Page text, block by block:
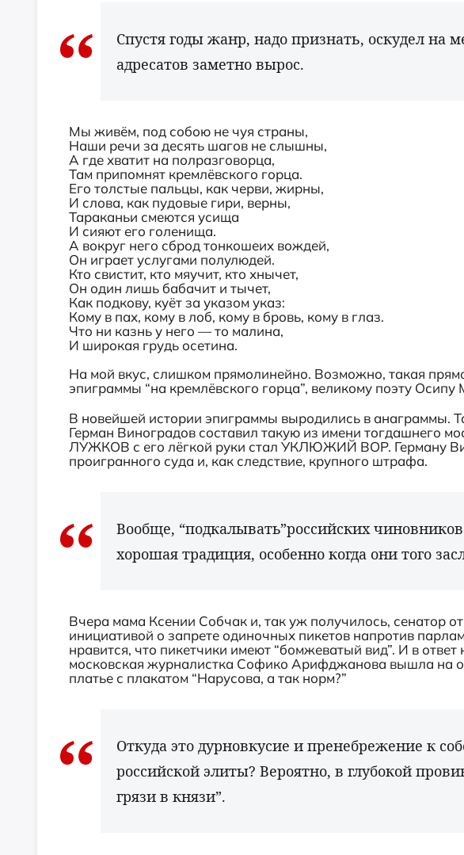
Спустя годы жанр, надо признать, оскудел на
адресатов заметно вырос.
Мы живём, под собою не чуя страны,
Наши речи за десять шагов не слышны,
А где хватит на полразговорца,
Там припомнят кремлёвского горца.
Его толстые пальцы, как черви, жирны,
И слова, как пудовые гири, верны,
Тараканьи смеются усища
И сияют его голенища.
А вокруг него сброд тонкошеих вождей,
Он играет услугами полулюдей.
Кто свистит, кто мяучит, кто хнычет,
Он один лишь бабачит и тычет,
Как подкову, куёт за указом указ:
Кому в пах, кому в лоб, кому в бровь, кому в глаз.
Что ни казнь у него — то малина,
И широкая грудь осетина.
На мой вкус, слишком прямолинейно. Возможно, такая
эпиграммы “на кремлёвского горца”, великому поэту
В новейшей истории эпиграммы выродились в анаграммы.
Герман Виноградов составил такую из имени тогдашнего
ЛУЖКОВ с его лёгкой руки стал УКЛЮЖИЙ ВОР. Герману
проигранного суда и, как следствие, крупного штрафа.
Вообще, “подкалывать”российских
хорошая традиция, особенно когда они того
Вчера мама Ксении Собчак и, так уж получилось, сенатор
инициативой о запрете одиночных пикетов напротив
нравится, что пикетчики имеют “бомжеватый вид”. И в ответ
московская журналистка Софико Арифджанова вышла на
платье с плакатом “Нарусова, а так норм?”
Откуда это дурновкусие и пренебрежение к
российской элиты? Вероятно, в глубокой
грязи в князи”.